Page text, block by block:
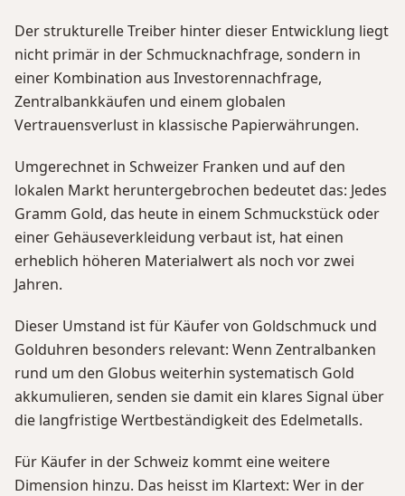
Der strukturelle Treiber hinter dieser Entwicklung liegt
nicht primär in der Schmucknachfrage, sondern in
einer Kombination aus Investorennachfrage,
Zentralbankkäufen und einem globalen
Vertrauensverlust in klassische Papierwährungen.
Umgerechnet in Schweizer Franken und auf den
lokalen Markt heruntergebrochen bedeutet das: Jedes
Gramm Gold, das heute in einem Schmuckstück oder
einer Gehäuseverkleidung verbaut ist, hat einen
erheblich höheren Materialwert als noch vor zwei
Jahren.
Dieser Umstand ist für Käufer von Goldschmuck und
Golduhren besonders relevant: Wenn Zentralbanken
rund um den Globus weiterhin systematisch Gold
akkumulieren, senden sie damit ein klares Signal über
die langfristige Wertbeständigkeit des Edelmetalls.
Für Käufer in der Schweiz kommt eine weitere
Dimension hinzu. Das heisst im Klartext: Wer in der